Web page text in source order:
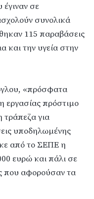
σε
συνολικά
115 παραβάσεις
και την υγεία στην
«πρόσφατα
εργασίας πρόστιμο
για
υποδηλωμένης
από το ΣΕΠΕ η
ευρώ και πάλι σε
που αφορούσαν τα